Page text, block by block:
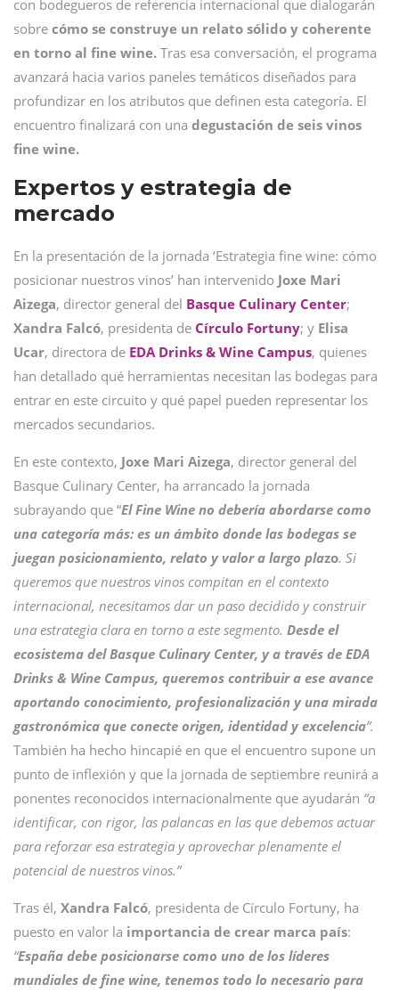
con bodegueros de referencia internacional que dialogarán
sobre cómo se construye un relato sólido y coherente
en torno al fine wine. Tras esa conversación, el programa
avanzará hacia varios paneles temáticos diseñados para
profundizar en los atributos que definen esta categoría. El
encuentro finalizará con una degustación de seis vinos
fine wine.
Expertos y estrategia de
mercado
En la presentación de la jornada ‘Estrategia fine wine: cómo
posicionar nuestros vinos’ han intervenido Joxe Mari
Aizega, director general del Basque Culinary Center;
Xandra Falcó, presidenta de Círculo Fortuny; y Elisa
Ucar, directora de EDA Drinks & Wine Campus, quienes
han detallado qué herramientas necesitan las bodegas para
entrar en este circuito y qué papel pueden representar los
mercados secundarios.
En este contexto, Joxe Mari Aizega, director general del
Basque Culinary Center, ha arrancado la jornada
subrayando que “El Fine Wine no debería abordarse como
una categoría más: es un ámbito donde las bodegas se
juegan posicionamiento, relato y valor a largo plazo. Si
queremos que nuestros vinos compitan en el contexto
internacional, necesitamos dar un paso decidido y construir
una estrategia clara en torno a este segmento. Desde el
ecosistema del Basque Culinary Center, y a través de EDA
Drinks & Wine Campus, queremos contribuir a ese avance
aportando conocimiento, profesionalización y una mirada
gastronómica que conecte origen, identidad y excelencia”.
También ha hecho hincapié en que el encuentro supone un
punto de inflexión y que la jornada de septiembre reunirá a
ponentes reconocidos internacionalmente que ayudarán “a
identificar, con rigor, las palancas en las que debemos actuar
para reforzar esa estrategia y aprovechar plenamente el
potencial de nuestros vinos.”
Tras él, Xandra Falcó, presidenta de Círculo Fortuny, ha
puesto en valor la importancia de crear marca país:
“España debe posicionarse como uno de los líderes
mundiales de fine wine, tenemos todo lo necesario para